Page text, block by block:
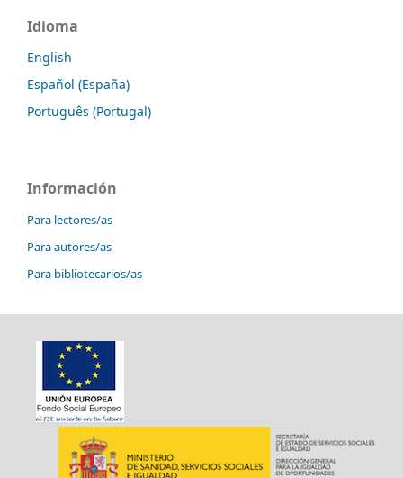
Idioma
English
Español (España)
Português (Portugal)
Información
Para lectores/as
Para autores/as
Para bibliotecarios/as